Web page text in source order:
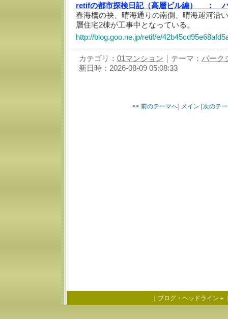
retifの都市探検日記（高層ビル編） ：
春海橋の袂、晴海通りの南側、晴海運河沿
層住宅2棟が工事中となっている。
http://blog.goo.ne.jp/retif/e/
カテゴリ： 01マンション ｜テーマ： パーク
新日時：2026-08-09 05:08:33
<< 前のテーマへ メイン 次のテ
ブログ・ヘッドライン＋